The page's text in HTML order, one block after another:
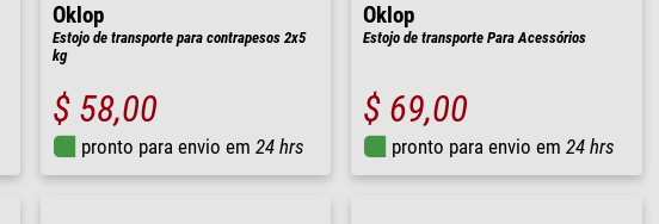
Oklop
Estojo de transporte para contrapesos 2x5
kg
$ 58,00
pronto para envio em 24 hrs
Oklop
Estojo de transporte Para Acessórios
$ 69,00
pronto para envio em 24 hrs